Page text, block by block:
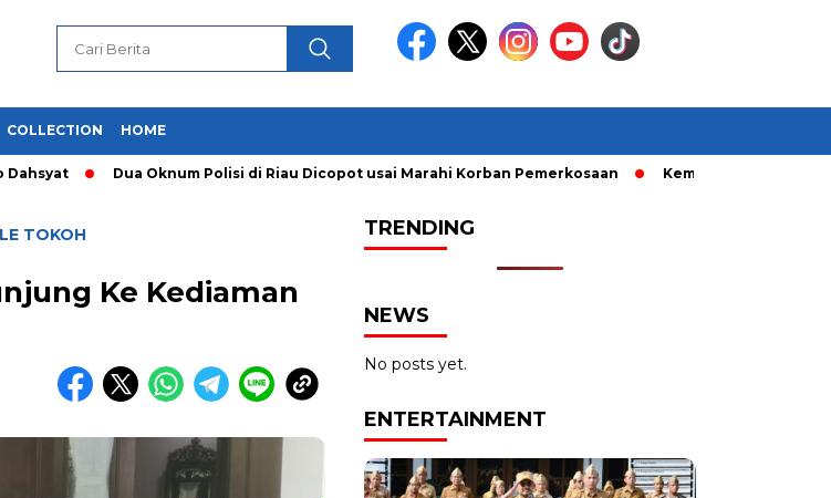
COLLECTION HOME
Dua Oknum Polisi di Riau Dicopot usai Marahi Korban Pemerkosaan Kemendag Cabut Larangan
TOKOH
Ke Kediaman
TRENDING
NEWS
No posts yet.
ENTERTAINMENT